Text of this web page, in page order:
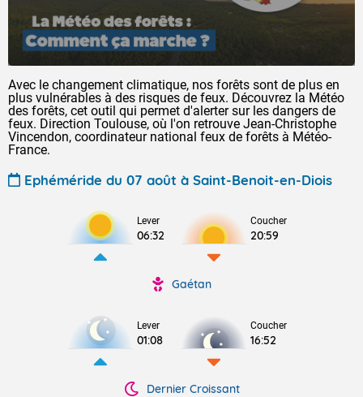
Avec le changement climatique, nos forêts sont de plus en
plus vulnérables à des risques de feux. Découvrez la Météo
des forêts, cet outil qui permet d'alerter sur les dangers de
feux. Direction Toulouse, où l'on retrouve Jean-Christophe
Vincendon, coordinateur national feux de forêts à Météo-
France.
Ephéméride du 07 août à Saint-Benoit-en-Diois
Lever
06:32
Coucher
20:59
Gaétan
Lever
01:08
Coucher
16:52
Dernier Croissant